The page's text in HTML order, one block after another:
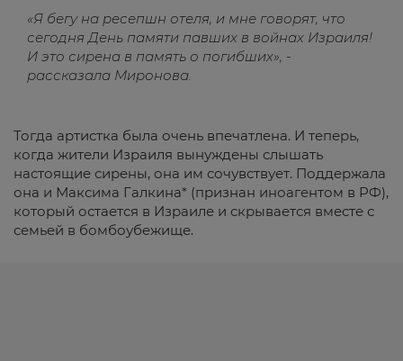
«Я бегу на ресепшн отеля, и мне говорят, что
сегодня День памяти павших в войнах Израиля!
И это сирена в память о погибших», -
рассказала Миронова.
Тогда артистка была очень впечатлена. И теперь,
когда жители Израиля вынуждены слышать
настоящие сирены, она им сочувствует. Поддержала
она и Максима Галкина* (признан иноагентом в РФ),
который остается в Израиле и скрывается вместе с
семьей в бомбоубежище.